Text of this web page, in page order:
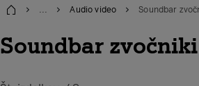
Domov
... Audio video Soundbar
Soundbar zvočniki